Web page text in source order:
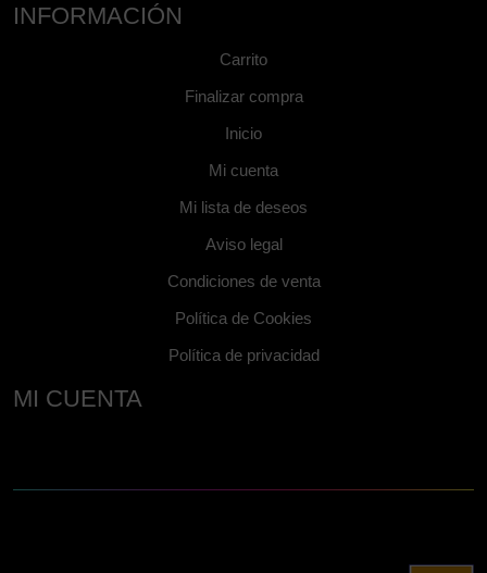
INFORMACIÓN
Carrito
Finalizar compra
Inicio
Mi cuenta
Mi lista de deseos
Aviso legal
Condiciones de venta
Política de Cookies
Política de privacidad
MI CUENTA